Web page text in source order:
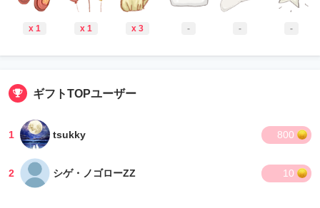
x 1 x 1 x 3 - - -
ギフトTOPユーザー
1 tsukky 800
2 シゲ・ノゴローZZ 10